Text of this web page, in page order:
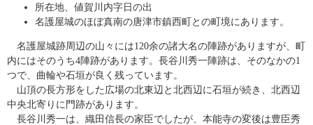
所在地、値賀川内字日の出
名護屋城のほぼ真南の唐津市鎮西町との町境にあります。
名護屋城跡周辺の山々には120余の諸大名の陣跡がありますが、町
内にはそのうち4陣跡があります。長谷川秀一陣跡は、そのなかの1
つで、曲輪や石垣が良く残っています。
山頂の長方形をした広場の北東辺と北西辺に石垣が続き、北西辺
中央北寄りに門跡があります。
長谷川秀一は、織田信長の家臣でしたが、本能寺の変後は豊臣秀